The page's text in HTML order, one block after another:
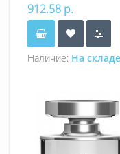
912.58 р.
Наличие: На складе